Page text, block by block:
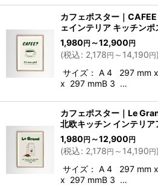
カフェポスター｜
ェインテリア キッチンポ
1,980円 ～12,900円
(税込: 2,178円 ～14,190円)
サイズ： A 4 297 mm
x 297 mmB 3 …
カフェポスター｜Le
北欧キッチン インテリア
1,980円 ～12,900円
(税込: 2,178円 ～14,190円)
サイズ： A 4 297 mm
x 297 mmB 3 …